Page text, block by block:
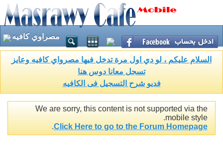
مصراوي كافيه
السلام عليكم ، لو دي اول مرة تدخل فيها مصرواي كافيه وعايز
تسجل معانا دوس هنا
فديو شرح التسجيل فى الكافيه
We are sorry, this content is not supported via the
mobile style.
Click Here to go to the Forum Homepage
.